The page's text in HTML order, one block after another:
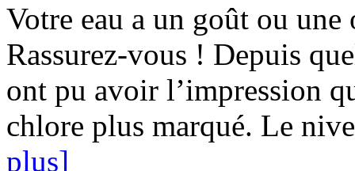
Votre eau a un goût ou
Rassurez-vous ! Depuis
ont pu avoir l’impression
chlore plus marqué. Le
plus]